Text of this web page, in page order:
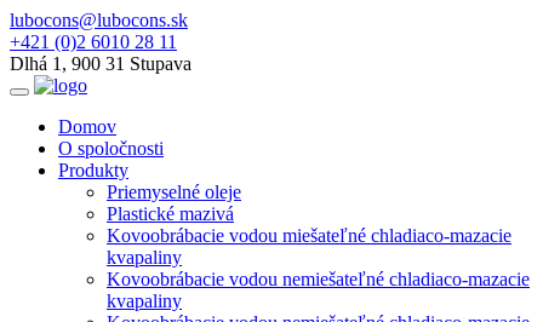
lubocons@lubocons.sk
+421 (0)2 6010 28 11
Dlhá 1, 900 31 Stupava
Domov
O spoločnosti
Produkty
Priemyselné oleje
Plastické mazivá
Kovoobrábacie vodou miešateľné chladiaco-mazacie
kvapaliny
Kovoobrábacie vodou nemiešateľné chladiaco-mazacie
kvapaliny